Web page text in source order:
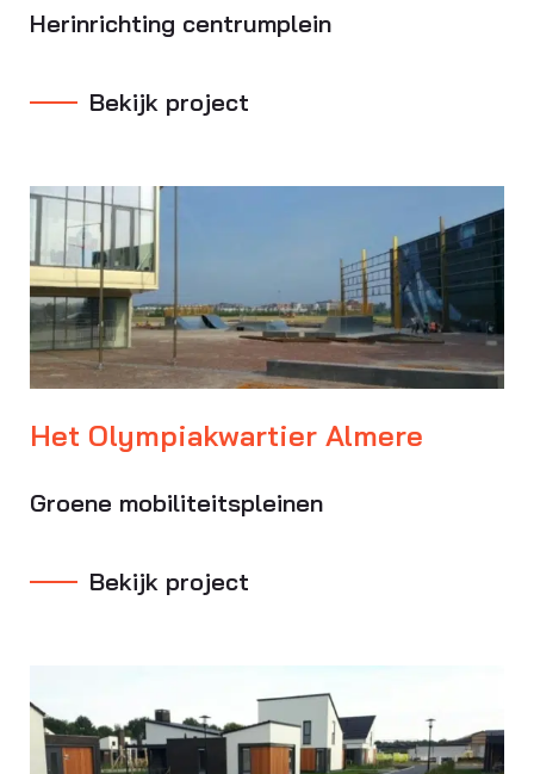
Herinrichting centrumplein
Bekijk project
Het Olympiakwartier Almere
Groene mobiliteitspleinen
Bekijk project